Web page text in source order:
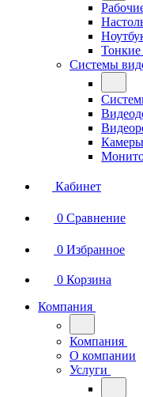
Системы
Камеры
Кабинет
0 Сравнение
0 Избранное
0 Корзина
Компания
Компания
О компании
Услуги